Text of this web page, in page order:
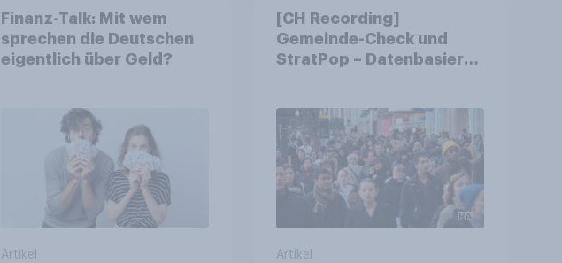
Finanz-Talk: Mit wem
sprechen die Deutschen
eigentlich über Geld?
Artikel
[CH Recording]
Gemeinde-Check und
StratPop – Datenbasierte
Artikel